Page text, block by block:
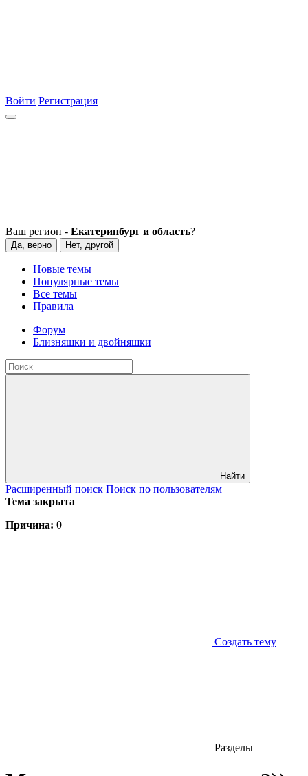
Войти Регистрация
Ваш регион - Екатеринбург и область?
Да, верно Нет, другой
Новые темы
Популярные темы
Все темы
Правила
Форум
Близняшки и двойняшки
Найти
Расширенный поиск Поиск по пользователям
Тема закрыта
Причина: 0
Создать тему
Разделы